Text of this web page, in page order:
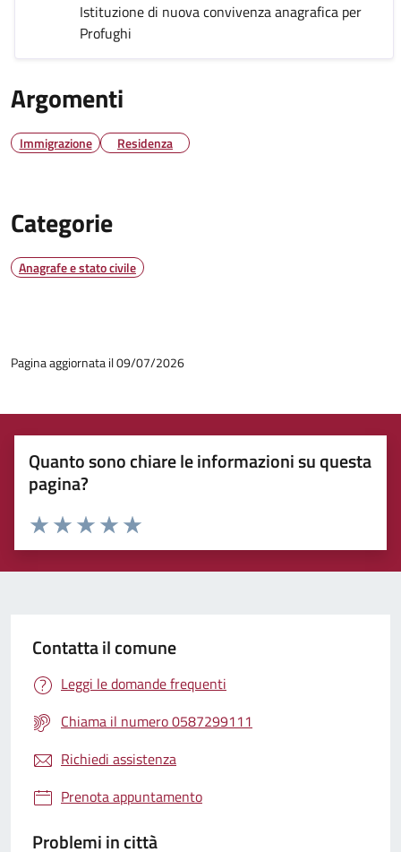
Istituzione di nuova convivenza anagrafica per
Profughi
Argomenti
Immigrazione Residenza
Categorie
Anagrafe e stato civile
Pagina aggiornata il 09/07/2026
Quanto sono chiare le informazioni su questa
pagina?
Rating:
Valuta 5 stelle su 5
Valuta 4 stelle su 5
Valuta 3 stelle su 5
Valuta 2 stelle su 5
Valuta 1 stelle su 5
Contatta il comune
Leggi le domande frequenti
Chiama il numero 0587299111
Richiedi assistenza
Prenota appuntamento
Problemi in città